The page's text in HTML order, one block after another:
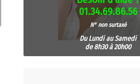
01.34.69.86.56
N° non surtaxé
Du Lundi au Samedi
de 8h30 à 20h00